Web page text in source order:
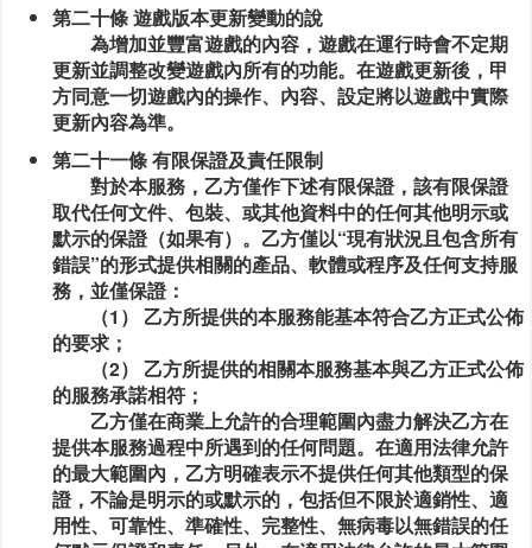
第二十條 遊戲版本更新變動的說
為增加並豐富遊戲的內容，遊戲在運行時會不定期
更新並調整改變遊戲內所有的功能。在遊戲更新後，甲
方同意一切遊戲內的操作、內容、設定將以遊戲中實際
更新內容為準。
第二十一條 有限保證及責任限制
對於本服務，乙方僅作下述有限保證，該有限保證
取代任何文件、包裝、或其他資料中的任何其他明示或
默示的保證（如果有）。乙方僅以“現有狀況且包含所有
錯誤”的形式提供相關的產品、軟體或程序及任何支持服
務，並僅保證：
（1） 乙方所提供的本服務能基本符合乙方正式公佈
的要求；
（2） 乙方所提供的相關本服務基本與乙方正式公佈
的服務承諾相符；
乙方僅在商業上允許的合理範圍內盡力解決乙方在
提供本服務過程中所遇到的任何問題。在適用法律允許
的最大範圍內，乙方明確表示不提供任何其他類型的保
證，不論是明示的或默示的，包括但不限於適銷性、適
用性、可靠性、準確性、完整性、無病毒以無錯誤的任